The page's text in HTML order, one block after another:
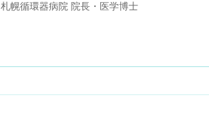
札幌循環器病院 院長・医学博士